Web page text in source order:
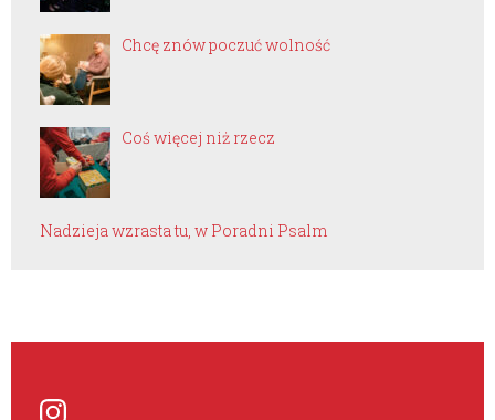
Chcę znów poczuć wolność
Coś więcej niż rzecz
Nadzieja wzrasta tu, w Poradni Psalm